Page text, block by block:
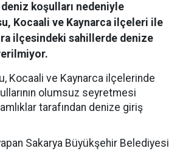
koşulları nedeniyle
Kocaali ve Kaynarca ilçeleri ile
ilçesindeki sahillerde denize
Kocaali ve Kaynarca ilçelerinde
olumsuz seyretmesi
tarafından denize giriş
Sakarya Büyükşehir Belediyesi